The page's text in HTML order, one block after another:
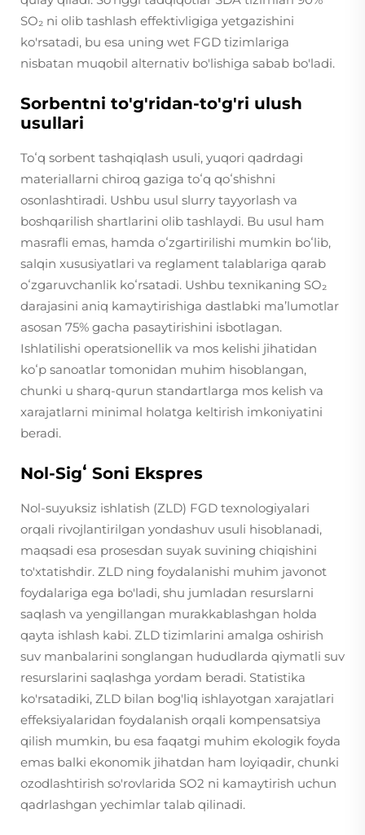
SO₂ ni olib tashlash effektivligiga yetgazishini
ko'rsatadi, bu esa uning wet FGD tizimlariga
nisbatan muqobil alternativ bo'lishiga sabab bo'ladi.
Sorbentni to'g'ridan-to'g'ri ulush
usullari
Toʻq sorbent tashqiqlash usuli, yuqori qadrdagi
materiallarni chiroq gaziga toʻq qoʻshishni
osonlashtiradi. Ushbu usul slurry tayyorlash va
boshqarilish shartlarini olib tashlaydi. Bu usul ham
masrafli emas, hamda oʻzgartirilishi mumkin boʻlib,
salqin xususiyatlari va reglament talablariga qarab
oʻzgaruvchanlik koʻrsatadi. Ushbu texnikaning SO₂
darajasini aniq kamaytirishiga dastlabki maʼlumotlar
asosan 75% gacha pasaytirishini isbotlagan.
Ishlatilishi operatsionellik va mos kelishi jihatidan
koʻp sanoatlar tomonidan muhim hisoblangan,
chunki u sharq-qurun standartlarga mos kelish va
xarajatlarni minimal holatga keltirish imkoniyatini
beradi.
Nol-Sigʻ Soni Ekspres
Nol-suyuksiz ishlatish (ZLD) FGD texnologiyalari
orqali rivojlantirilgan yondashuv usuli hisoblanadi,
maqsadi esa prosesdan suyak suvining chiqishini
to'xtatishdir. ZLD ning foydalanishi muhim javonot
foydalariga ega bo'ladi, shu jumladan resurslarni
saqlash va yengillangan murakkablashgan holda
qayta ishlash kabi. ZLD tizimlarini amalga oshirish
suv manbalarini songlangan hududlarda qiymatli suv
resurslarini saqlashga yordam beradi. Statistika
ko'rsatadiki, ZLD bilan bog'liq ishlayotgan xarajatlari
effeksiyalaridan foydalanish orqali kompensatsiya
qilish mumkin, bu esa faqatgi muhim ekologik foyda
emas balki ekonomik jihatdan ham loyiqadir, chunki
ozodlashtirish so'rovlarida SO2 ni kamaytirish uchun
qadrlashgan yechimlar talab qilinadi.